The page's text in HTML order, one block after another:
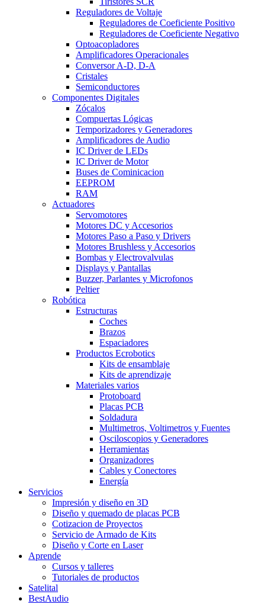
Reguladores de Voltaje
Reguladores de Coeficiente Positivo
Reguladores de Coeficiente Negativo
Optoacopladores
Amplificadores Operacionales
Conversor A-D, D-A
Cristales
Semiconductores
Componentes Digitales
Zócalos
Compuertas Lógicas
Temporizadores y Generadores
Amplificadores de Audio
IC Driver de LEDs
IC Driver de Motor
Buses de Cominicacion
EEPROM
RAM
Actuadores
Servomotores
Motores DC y Accesorios
Motores Paso a Paso y Drivers
Motores Brushless y Accesorios
Bombas y Electrovalvulas
Displays y Pantallas
Buzzer, Parlantes y Microfonos
Peltier
Robótica
Estructuras
Coches
Brazos
Espaciadores
Productos Ecrobotics
Kits de ensamblaje
Kits de aprendizaje
Materiales varios
Protoboard
Placas PCB
Soldadura
Multimetros, Voltimetros y Fuentes
Osciloscopios y Generadores
Herramientas
Organizadores
Cables y Conectores
Energía
Servicios
Impresión y diseño en 3D
Diseño y quemado de placas PCB
Cotizacion de Proyectos
Servicio de Armado de Kits
Diseño y Corte en Laser
Aprende
Cursos y talleres
Tutoriales de productos
Satelital
BestAudio